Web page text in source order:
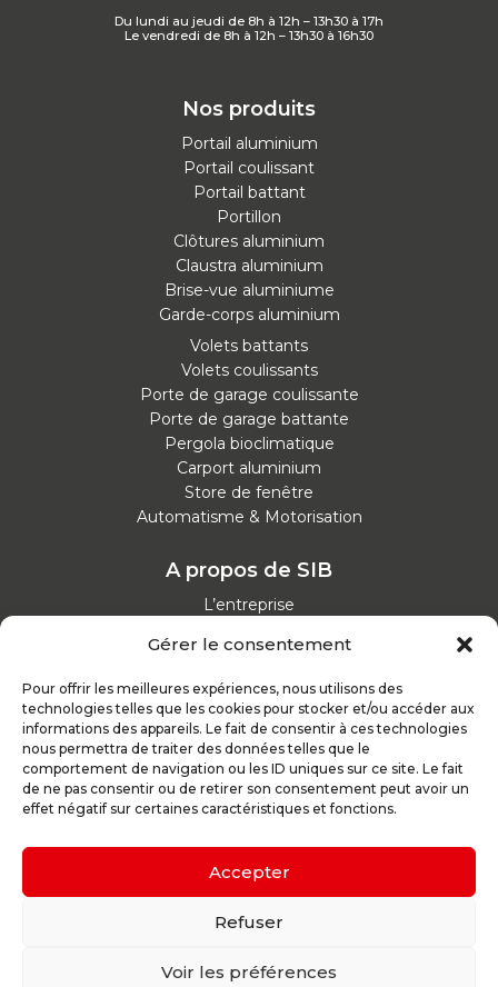
Gérer le consentement
Pour offrir les meilleures expériences, nous utilisons des
technologies telles que les cookies pour stocker et/ou accéder aux
informations des appareils. Le fait de consentir à ces technologies
nous permettra de traiter des données telles que le
comportement de navigation ou les ID uniques sur ce site. Le fait
de ne pas consentir ou de retirer son consentement peut avoir un
effet négatif sur certaines caractéristiques et fonctions.
Accepter
Refuser
Voir les préférences
Du lundi au jeudi de 8h à 12h – 13h30 à 17h
Le vendredi de 8h à 12h – 13h30 à 16h30
Nos produits
Portail aluminium
Portail coulissant
Portail battant
Portillon
Clôtures aluminium
Claustra aluminium
Brise-vue aluminiume
Garde-corps aluminium
Volets battants
Volets coulissants
Porte de garage coulissante
Porte de garage battante
Pergola bioclimatique
Carport aluminium
Store de fenêtre
Automatisme & Motorisation
A propos de SIB
L’entreprise
Parcours d'achat
Nos garanties
Nos offres d’emploi
Actualités
Inspirez-vous
Nos conseils
Configurateur
Demande de devis
Parrain d’excellence